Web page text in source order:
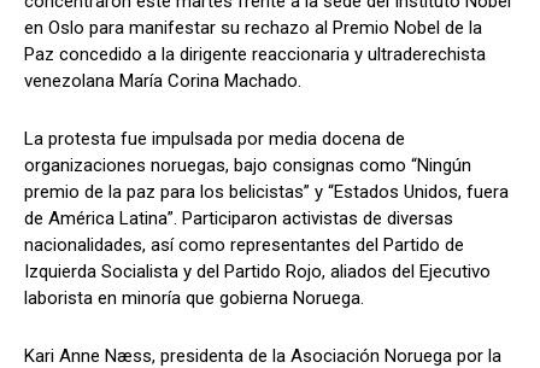
en Oslo para manifestar su rechazo al Premio Nobel de la
Paz concedido a la dirigente reaccionaria y ultraderechista
venezolana María Corina Machado.
La protesta fue impulsada por media docena de
organizaciones noruegas, bajo consignas como “Ningún
premio de la paz para los belicistas” y “Estados Unidos, fuera
de América Latina”. Participaron activistas de diversas
nacionalidades, así como representantes del Partido de
Izquierda Socialista y del Partido Rojo, aliados del Ejecutivo
laborista en minoría que gobierna Noruega.
Kari Anne Næss, presidenta de la Asociación Noruega por la